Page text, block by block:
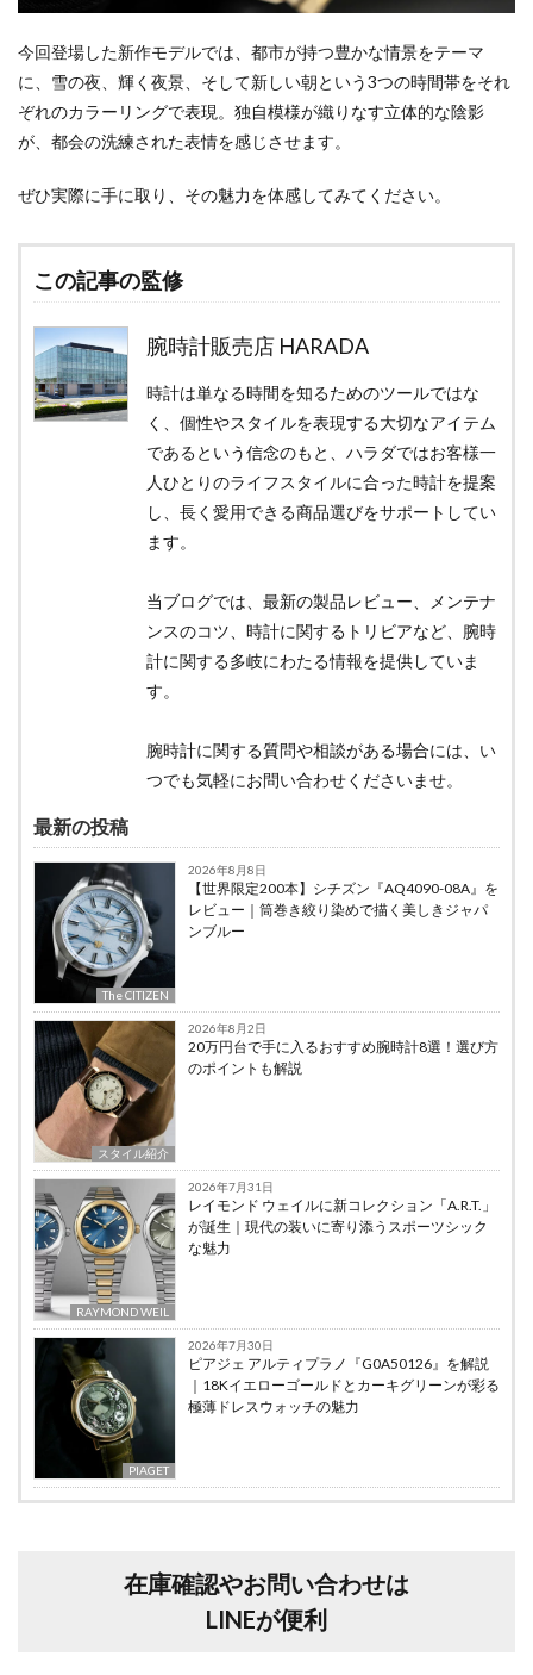
今回登場した新作モデルでは、都市が持つ豊かな情景をテーマ
に、雪の夜、輝く夜景、そして新しい朝という3つの時間帯をそれ
ぞれのカラーリングで表現。独自模様が織りなす立体的な陰影
が、都会の洗練された表情を感じさせます。
ぜひ実際に手に取り、その魅力を体感してみてください。
この記事の監修
腕時計販売店 HARADA
時計は単なる時間を知るためのツールではな
く、個性やスタイルを表現する大切なアイテム
であるという信念のもと、ハラダではお客様一
人ひとりのライフスタイルに合った時計を提案
し、長く愛用できる商品選びをサポートしてい
ます。
当ブログでは、最新の製品レビュー、メンテナ
ンスのコツ、時計に関するトリビアなど、腕時
計に関する多岐にわたる情報を提供していま
す。
腕時計に関する質問や相談がある場合には、い
つでも気軽にお問い合わせくださいませ。
最新の投稿
The CITIZEN
2026年8月8日
【世界限定200本】シチズン『AQ4090-08A』を
レビュー｜筒巻き絞り染めで描く美しきジャパ
ンブルー
スタイル紹介
2026年8月2日
20万円台で手に入るおすすめ腕時計8選！選び方
のポイントも解説
RAYMOND WEIL
2026年7月31日
レイモンド ウェイルに新コレクション「A.R.T.」
が誕生｜現代の装いに寄り添うスポーツシック
な魅力
PIAGET
2026年7月30日
ピアジェ アルティプラノ『G0A50126』を解説
｜18Kイエローゴールドとカーキグリーンが彩る
極薄ドレスウォッチの魅力
在庫確認やお問い合わせは
LINEが便利